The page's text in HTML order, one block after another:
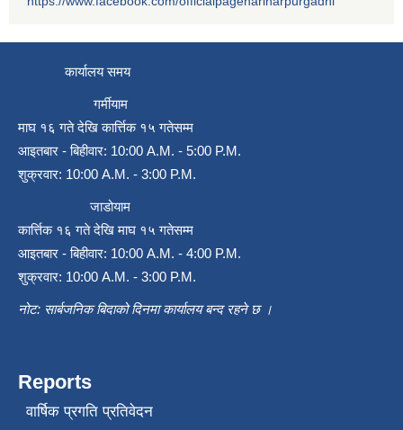
कार्यालय समय
गर्मीयाम
माघ १६ गते देखि कार्त्तिक १५ गतेसम्म
आइतबार - बिहीवार: 10:00 A.M. - 5:00 P.M.
शुक्रवार: 10:00 A.M. - 3:00 P.M.
जाडोयाम
कार्त्तिक १६ गते देखि माघ १५ गतेसम्म
आइतबार - बिहीवार: 10:00 A.M. - 4:00 P.M.
शुक्रवार: 10:00 A.M. - 3:00 P.M.
नोट: सार्बजनिक बिदाको दिनमा कार्यालय बन्द रहने छ ।
Reports
वार्षिक प्रगति प्रतिवेदन